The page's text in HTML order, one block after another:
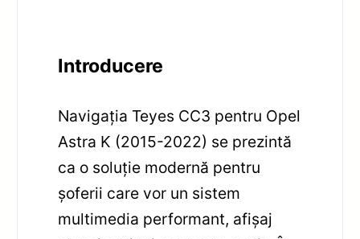
Introducere
Navigația Teyes CC3 pentru Opel
Astra K (2015-2022) se prezintă
ca o soluție modernă pentru
șoferii care vor un sistem
multimedia performant, afișaj